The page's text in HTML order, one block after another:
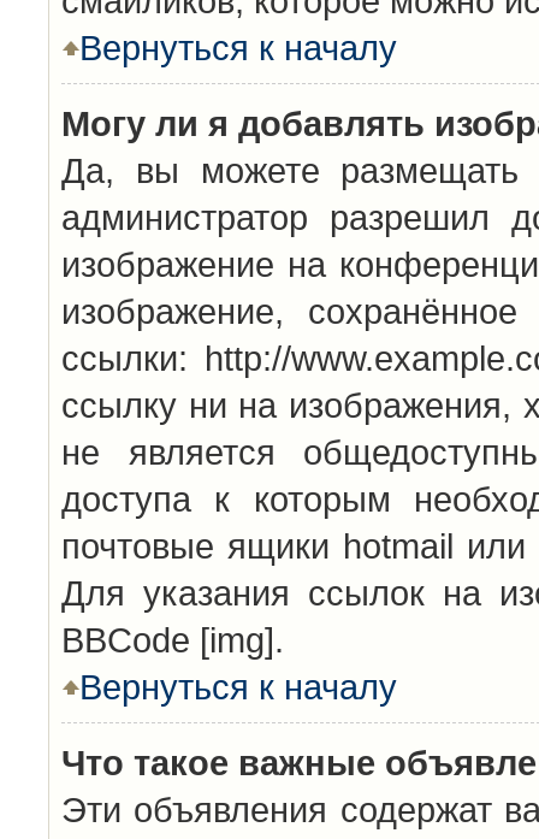
Вернуться к началу
Могу ли я добавлять
Да, вы можете размещать
администратор разрешил
изображение на
изображение,
ссылки: http://
ссылку ни на
не является
доступа к которым
почтовые ящики hotmail
Для указания ссылок на
BBCode [img].
Вернуться к началу
Что такое важные
Эти объявления содержат